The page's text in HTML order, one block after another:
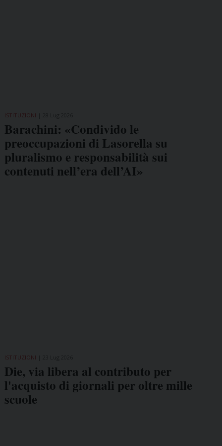
ISTITUZIONI
Barachini: «Condivido le
preoccupazioni di Lasorella su
pluralismo e responsabilità sui
contenuti nell’era dell’AI»
ISTITUZIONI
Die, via libera al contributo per
l'acquisto di giornali per oltre mille
scuole